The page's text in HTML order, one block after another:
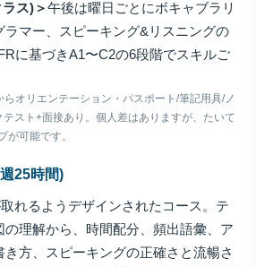
ス)＞午後は曜日ごとにボキャブラリ
ラマー、スピーキング&リスニングの
に基づきA1〜C2の6段階でスキルご
らオリエンテーション・パスポート/筆記用具/ノ
スト+面接あり。個人差はありますが、たいて
が可能です。
25時間)
れるようデザインされたコース。テ
の理解から、時間配分、頻出語彙、ア
き方、スピーキングの正確さと流暢さ